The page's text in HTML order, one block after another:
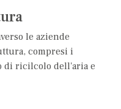
le aziende
compresi i
di ricilcolo dell'aria e